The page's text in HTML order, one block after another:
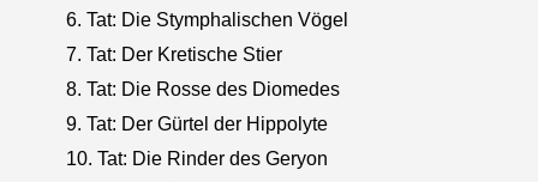
6. Tat: Die Stymphalischen Vögel
7. Tat: Der Kretische Stier
8. Tat: Die Rosse des Diomedes
9. Tat: Der Gürtel der Hippolyte
10. Tat: Die Rinder des Geryon